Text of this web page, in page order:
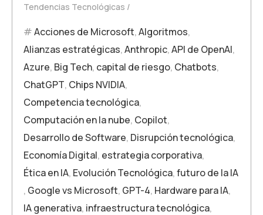
Tendencias Tecnológicas
Acciones de Microsoft,Algoritmos,
Alianzas estratégicas,Anthropic,API de OpenAI,
Azure, Big Tech, capital de riesgo, Chatbots,
ChatGPT, Chips NVIDIA,
Competencia tecnológica,
Computación en la nube, Copilot,
Desarrollo de Software, Disrupción tecnológica,
Economía Digital, estrategia corporativa,
Ética en IA, Evolución Tecnológica,futuro de la IA
, Google vs Microsoft, GPT-4, Hardware para IA,
IA generativa, infraestructura tecnológica,